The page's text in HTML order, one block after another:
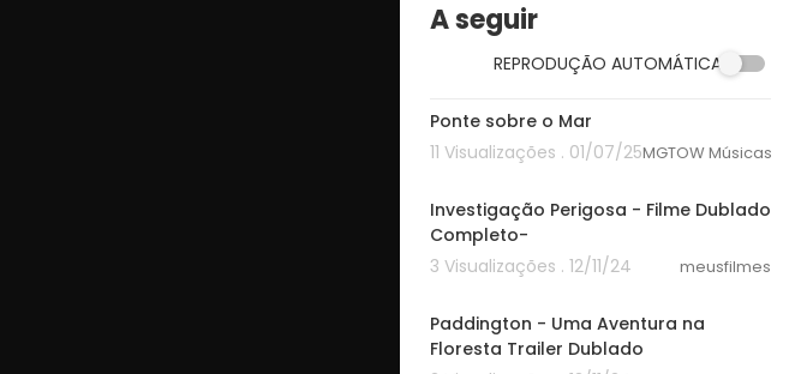
A seguir
REPRODUÇÃO AUTOMÁTICA
00:00
Ponte sobre o Mar
11 Visualizações . 01/07/25MGTOW Músicas
Investigação Perigosa - Filme Dublado
Completo-
3 Visualizações . 12/11/24
meusfilmes
Paddington - Uma Aventura na
Floresta Trailer Dublado